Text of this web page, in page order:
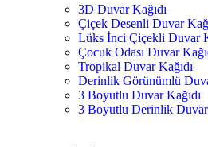
3D Duvar Kağıdı
Çiçek Desenli Duvar
Lüks İnci Çiçekli Duvar
Çocuk Odası Duvar
Tropikal Duvar Kağıdı
Derinlik Görünümlü
3 Boyutlu Duvar Kağıdı
3 Boyutlu Derinlik Duvar